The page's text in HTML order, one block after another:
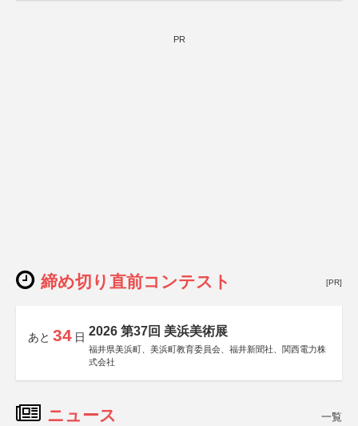
PR
締め切り直前コンテスト [PR]
あと 34 日 2026 第37回 美浜美術展
福井県美浜町、美浜町教育委員会、福井新聞社、関西電力株
式会社
ニュース 一覧